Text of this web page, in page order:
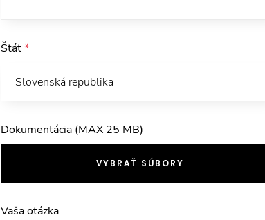
Štát*
Dokumentácia (MAX 25 MB)
VYBRAŤ SÚBORY
Vaša otázka